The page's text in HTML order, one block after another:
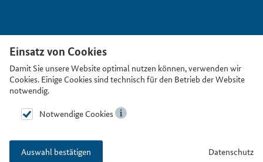
Einsatz von Cookies
Damit Sie unsere Website optimal nutzen können, verwenden wir
Cookies. Einige Cookies sind technisch für den Betrieb der Website
notwendig.
Notwendige Cookies
Auswahl bestätigen Datenschutz